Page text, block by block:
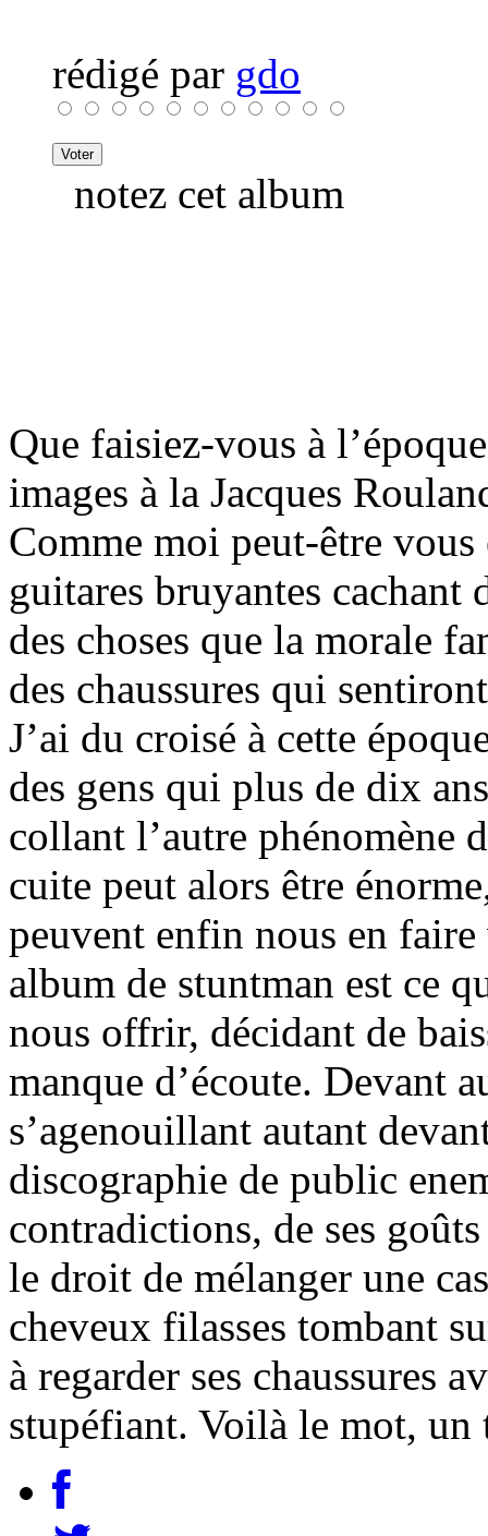
rédigé par gdo
notez cet album
Que faisiez-vous à
images à la Jacques
Comme moi peut-être
guitares bruyantes cachant
des choses que la morale
des chaussures qui
J’ai du croisé à cette
des gens qui plus de dix
collant l’autre phénomène
cuite peut alors être
peuvent enfin nous en
album de stuntman est ce
nous offrir, décidant de
manque d’écoute. Devant
s’agenouillant autant
discographie de public
contradictions, de ses
le droit de mélanger une
cheveux filasses tombant
à regarder ses chaussures
stupéfiant. Voilà le mot,